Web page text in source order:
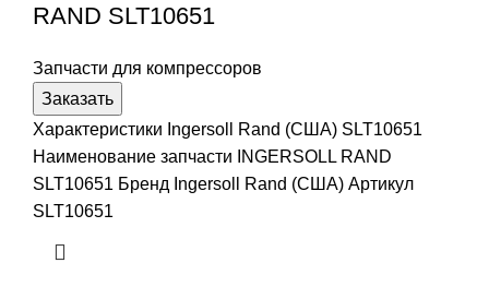
RAND SLT10651
Запчасти для компрессоров
Заказать
Характеристики Ingersoll Rand (США) SLT10651
Наименование запчасти INGERSOLL RAND
SLT10651 Бренд Ingersoll Rand (США) Артикул
SLT10651